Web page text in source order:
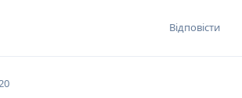
Відповісти